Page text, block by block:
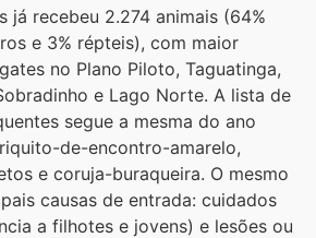
já recebeu 2.274 animais (64%
e 3% répteis), com maior
no Plano Piloto, Taguatinga,
e Lago Norte. A lista de
segue a mesma do ano
de-encontro-amarelo,
e coruja-buraqueira. O mesmo
causas de entrada: cuidados
a filhotes e jovens) e lesões ou